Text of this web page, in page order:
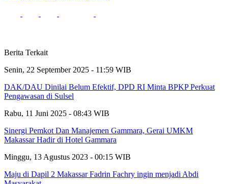
Berita Terkait
Senin, 22 September 2025 - 11:59 WIB
DAK/DAU Dinilai Belum Efektif, DPD RI Minta BPKP Perkuat
Pengawasan di Sulsel
Rabu, 11 Juni 2025 - 08:43 WIB
Sinergi Pemkot Dan Manajemen Gammara, Gerai UMKM
Makassar Hadir di Hotel Gammara
Minggu, 13 Agustus 2023 - 00:15 WIB
Maju di Dapil 2 Makassar Fadrin Fachry ingin menjadi Abdi